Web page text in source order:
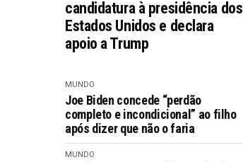
candidatura à presidência dos
Estados Unidos e declara
apoio a Trump
MUNDO
Joe Biden concede “perdão
completo e incondicional” ao filho
após dizer que não o faria
MUNDO